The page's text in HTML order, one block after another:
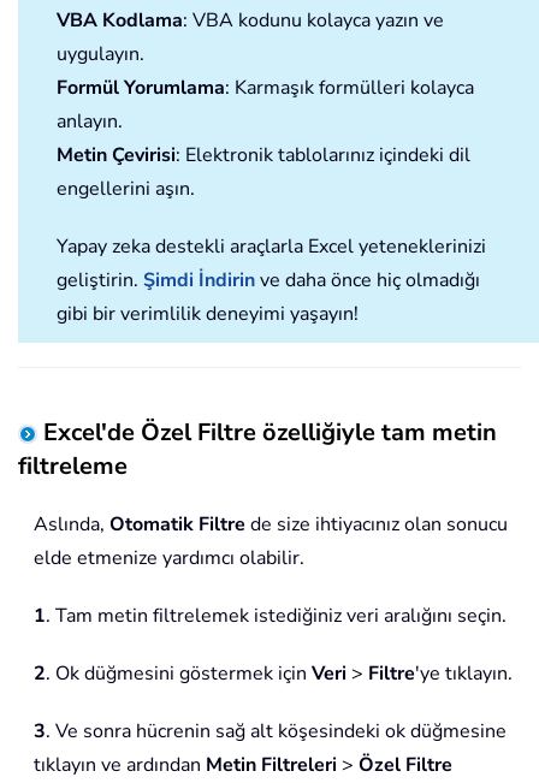
VBA Kodlama: VBA kodunu kolayca yazın ve
uygulayın.
Formül Yorumlama: Karmaşık formülleri kolayca
anlayın.
Metin Çevirisi: Elektronik tablolarınız içindeki dil
engellerini aşın.
Yapay zeka destekli araçlarla Excel yeteneklerinizi
geliştirin. Şimdi İndirinve daha önce hiç olmadığı
gibi bir verimlilik deneyimi yaşayın!
Excel'de Özel Filtre özelliğiyle tam metin
filtreleme
Aslında, Otomatik Filtre de size ihtiyacınız olan sonucu
elde etmenize yardımcı olabilir.
1. Tam metin filtrelemek istediğiniz veri aralığını seçin.
2. Ok düğmesini göstermek için Veri > Filtre'ye tıklayın.
3. Ve sonra hücrenin sağ alt köşesindeki ok düğmesine
tıklayın ve ardından Metin Filtreleri > Özel Filtre